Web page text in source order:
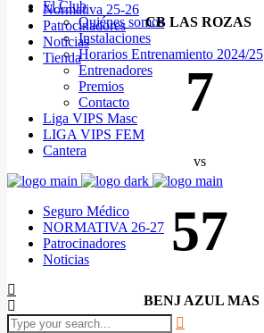
El Club
Quiénes somos
Instalaciones
Horarios Entrenamiento 2024/25
Entrenadores
Premios
Contacto
Liga VIPS Masc
LIGA VIPS FEM
Cantera
Seguro Médico
NORMATIVA 26-27
Patrocinadores
Noticias
Normativa 25-26
Patrocinadores
Noticias
Tienda
CB LAS ROZAS
7
vs
57
BENJ AZUL MAS